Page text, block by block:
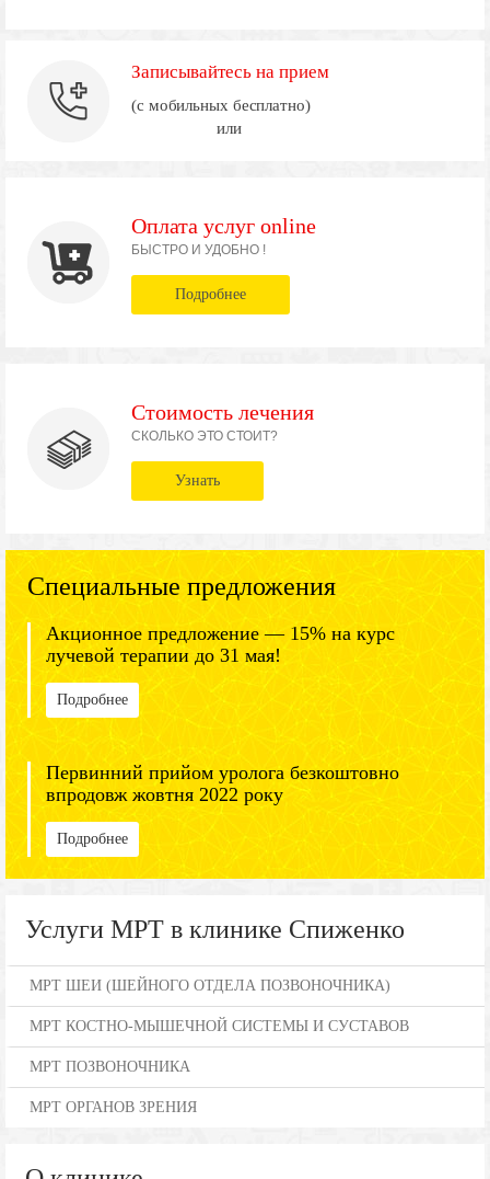
Записывайтесь на прием
(с мобильных бесплатно)
или
Оплата услуг online
БЫСТРО И УДОБНО !
Подробнее
Стоимость лечения
СКОЛЬКО ЭТО СТОИТ?
Узнать
Специальные предложения
Акционное предложение — 15% на курс
лучевой терапии до 31 мая!
Подробнее
Первинний прийом уролога безкоштовно
впродовж жовтня 2022 року
Подробнее
Услуги МРТ в клинике Спиженко
МРТ ШЕИ (ШЕЙНОГО ОТДЕЛА ПОЗВОНОЧНИКА)
МРТ КОСТНО-МЫШЕЧНОЙ СИСТЕМЫ И СУСТАВОВ
МРТ ПОЗВОНОЧНИКА
МРТ ОРГАНОВ ЗРЕНИЯ